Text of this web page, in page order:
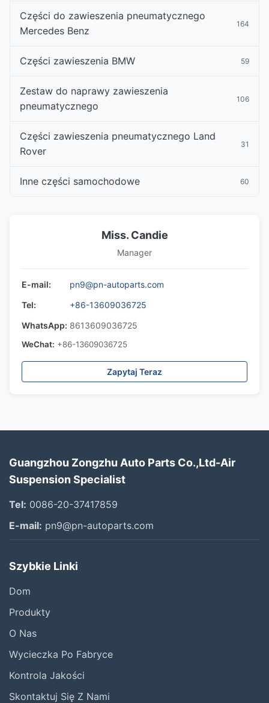
Części do zawieszenia pneumatycznego
Mercedes Benz
164
Części zawieszenia BMW 59
Zestaw do naprawy zawieszenia
pneumatycznego
106
Części zawieszenia pneumatycznego Land
Rover
31
Inne części samochodowe 60
Miss. Candie
Manager
E-mail:
pn9@pn-autoparts.com
Tel:
+86-13609036725
WhatsApp: 8613609036725
WeChat: +86-13609036725
Zapytaj Teraz
Guangzhou Zongzhu Auto Parts Co.,Ltd-Air
Suspension Specialist
Tel: 0086-20-37417859
E-mail: pn9@pn-autoparts.com
Szybkie Linki
Dom
Produkty
O Nas
Wycieczka Po Fabryce
Kontrola Jakości
Skontaktuj Się Z Nami